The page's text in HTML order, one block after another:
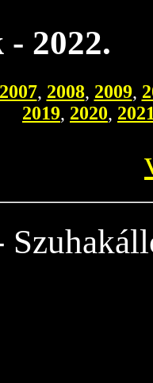
2022.
2007, 2008, 2009,
2019, 2020,